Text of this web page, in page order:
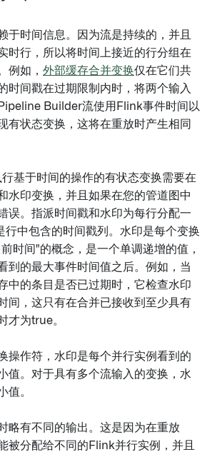
于时间信息。因为流是持续的，并且
时行，所以将时间上接近的行分组在
例如， 外部缓存合并变换仅在它们共
时间戳在过期限制内时，将两个输入
Builder流使用Flink事件时间以
有状态变换，这将在重放时产生相同
基于时间的操作的有状态变换需要在
水印变换，并且如果在您的管道图中
误。指派时间戳和水印为每行分配一
行中包含的时间戳列。水印是每个变换
时间"的概念，是一个单调递增的值，
到的最大事件时间值之后。例如，当
中的条目是否已过期时，它检查水印
间，这只有在合并已接收到至少具有
才为true。
操作符，水印是每个并行实例看到的
值。对于具有多个流输入的变换，水
值。
略有不同的输出。这是因为在重放
被分配给不同的Flink并行实例，并且